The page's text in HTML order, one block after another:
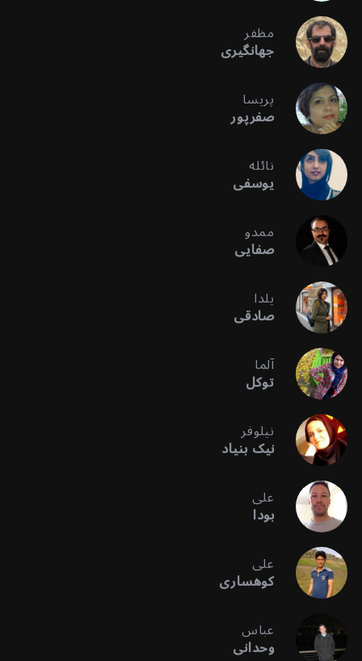
مظفر
جهانگیری
پریسا
صفرپور
نائله
یوسفی
ممدو
صفایی
یلدا
صادقی
آلما
توکل
نیلوفر
نیک بنیاد
علی
بودا
علی
کوهساری
عباس
وحدانی